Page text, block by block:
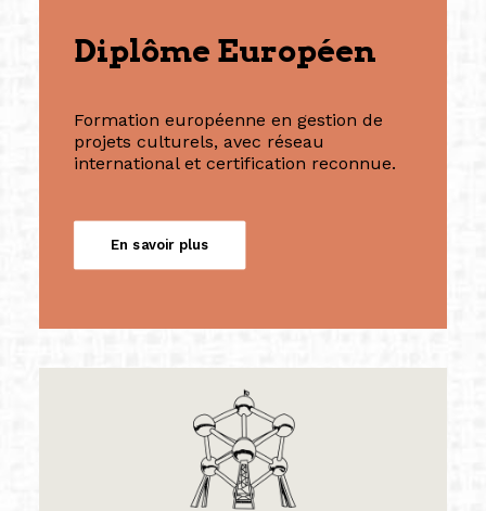
Diplôme Européen
Formation européenne en gestion de
projets culturels, avec réseau
international et certification reconnue.
En savoir plus